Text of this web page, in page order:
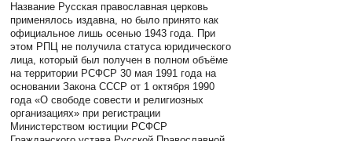
Название Русская православная церковь
применялось издавна, но было принято как
официальное лишь осенью 1943 года. При
этом РПЦ не получила статуса юридического
лица, который был получен в полном объёме
на территории РСФСР 30 мая 1991 года на
основании Закона СССР от 1 октября 1990
года «О свободе совести и религиозных
организациях» при регистрации
Министерством юстиции РСФСР